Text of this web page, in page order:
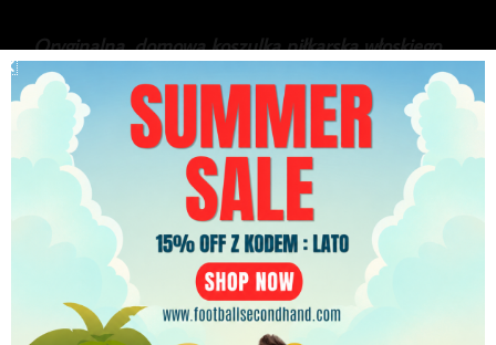
Oryginalna, domowa koszulka piłkarska włoskiego
US Lecce, z sezonu 2022/23.
Produkt marki M908, a na plecach Mats Lemmens.
Stan idealny, koszulka nowa z metkami.
279.99
Najniższa cena w ciągu ostatnich 30 dni: